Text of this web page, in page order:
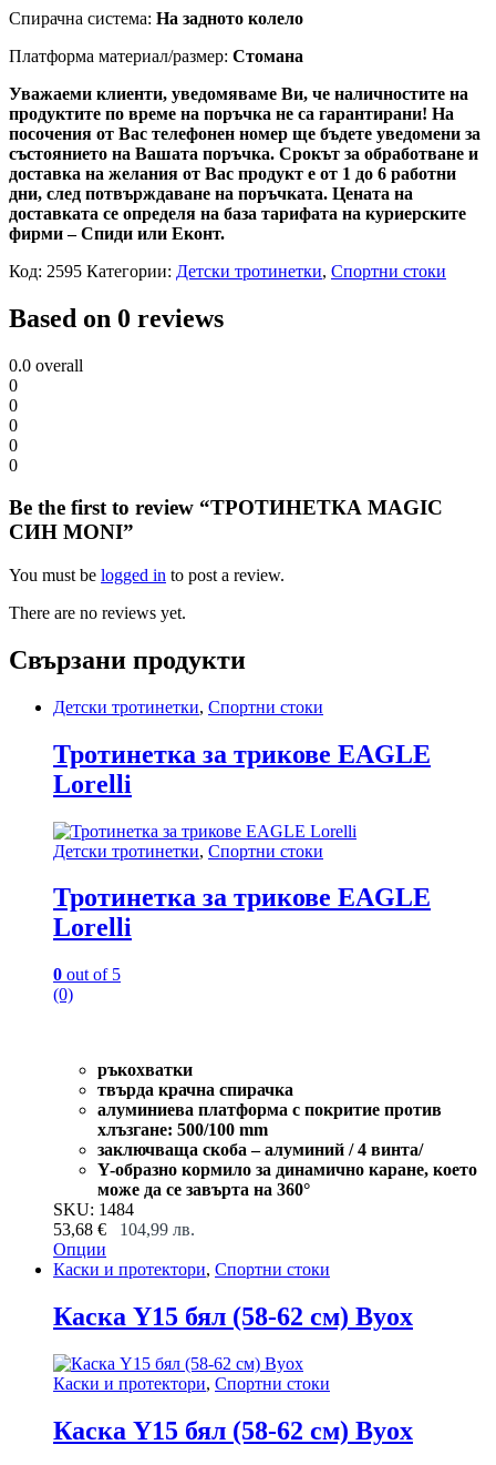
Спирачна система: На задното колело
Платформа материал/размер: Стомана
Уважаеми клиенти, уведомяваме Ви, че наличностите на
продуктите по време на поръчка не са гарантирани! На
посочения от Вас телефонен номер ще бъдете уведомени за
състоянието на Вашата поръчка. Срокът за обработване и
доставка на желания от Вас продукт е от 1 до 6 работни
дни, след потвърждаване на поръчката. Цената на
доставката се определя на база тарифата на куриерските
фирми – Спиди или Еконт.
Код: 2595 Категории: Детски тротинетки, Спортни стоки
Based on 0 reviews
0.0 overall
0
0
0
0
0
Be the first to review “ТРОТИНЕТКА MAGIC
СИН MONI”
You must be logged in to post a review.
There are no reviews yet.
Свързани продукти
Детски тротинетки, Спортни стоки
Тротинетка за трикове EAGLE
Lorelli
Детски тротинетки, Спортни стоки
Тротинетка за трикове EAGLE
Lorelli
0 out of 5
(0)
ръкохватки
твърда крачна спирачка
алуминиева платформа с покритие против
хлъзгане: 500/100 mm
заключваща скоба – алуминий / 4 винта/
Y-образно кормило за динамично каране, което
може да се завърта на 360°
SKU: 1484
53,68 € 104,99 лв.
Опции
This
has
multiple
The
options
be
chosen
Каски и протектори, Спортни стоки
Каска Y15 бял (58-62 см) Byox
Каски и протектори, Спортни стоки
Каска Y15 бял (58-62 см) Byox